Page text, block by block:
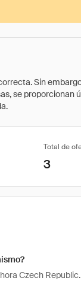
Sin
se
Total de
3
Czech